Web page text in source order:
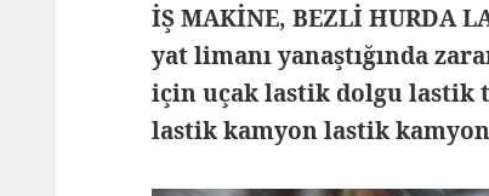
İŞ MAKİNE, BEZLİ HURDA
yat limanı yanaştığında
için uçak lastik dolgu
lastik kamyon lastik